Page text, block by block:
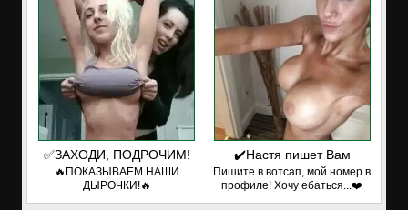
✅ЗАХОДИ, ПОДРОЧИМ!
🔥ПОКАЗЫВАЕМ НАШИ
ДЫРОЧКИ!🔥
✔️Настя пишет Вам
Пишите в вотсап, мой номер в
профиле! Хочу ебаться...❤️